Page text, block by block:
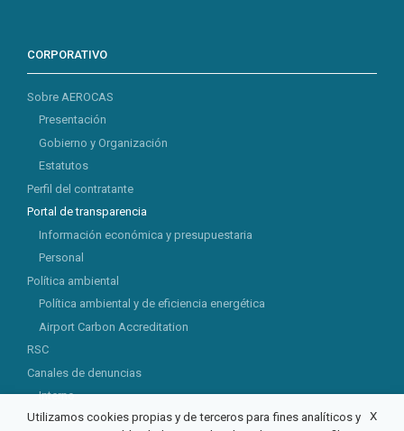
CORPORATIVO
Sobre AEROCAS
Presentación
Gobierno y Organización
Estatutos
Perfil del contratante
Portal de transparencia
Información económica y presupuestaria
Personal
Política ambiental
Política ambiental y de eficiencia energética
Airport Carbon Accreditation
RSC
Canales de denuncias
Interno
Externo
X
Utilizamos cookies propias y de terceros para fines analíticos y